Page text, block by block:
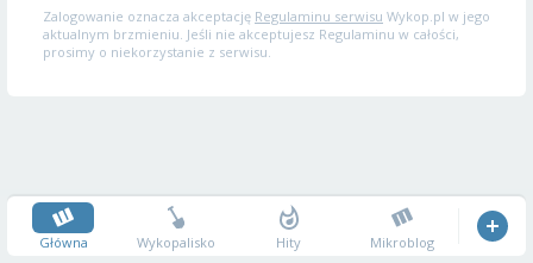
Zalogowanie oznacza akceptację Regulaminu serwisu Wykop.pl w jego
aktualnym brzmieniu. Jeśli nie akceptujesz Regulaminu w całości,
prosimy o niekorzystanie z serwisu.
Główna Wykopalisko Hity Mikroblog